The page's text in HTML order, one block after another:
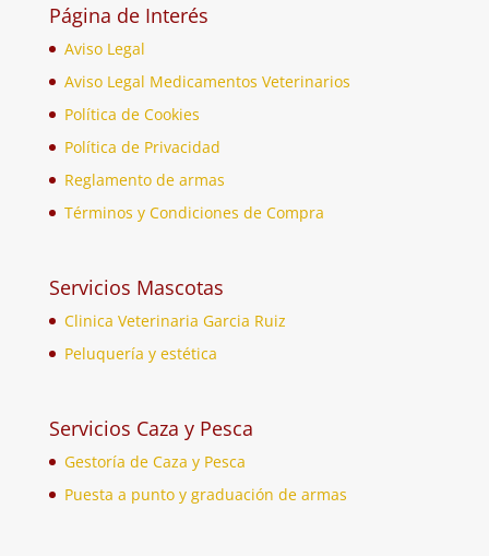
Página de Interés
Aviso Legal
Aviso Legal Medicamentos Veterinarios
Política de Cookies
Política de Privacidad
Reglamento de armas
Términos y Condiciones de Compra
Servicios Mascotas
Clinica Veterinaria Garcia Ruiz
Peluquería y estética
Servicios Caza y Pesca
Gestoría de Caza y Pesca
Puesta a punto y graduación de armas